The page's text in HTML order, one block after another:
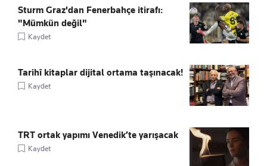
Sturm Graz'dan Fenerbahçe itirafı:
"Mümkün değil"
Kaydet
Tarihî kitaplar dijital ortama taşınacak!
Kaydet
TRT ortak yapımı Venedik’te yarışacak
Kaydet